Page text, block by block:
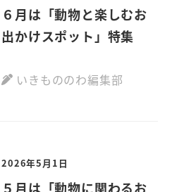
６月は「動物と楽しむお
出かけスポット」特集
いきもののわ編集部
2026年5月1日
５月は「動物に関わるお